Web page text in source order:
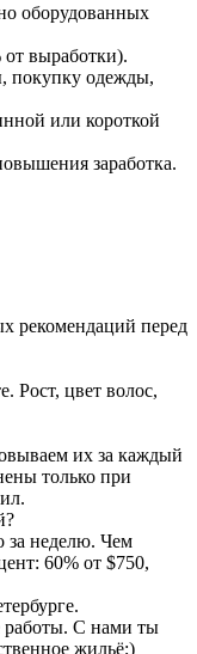
оборудованных
выработки).
покупку одежды,
или короткой
заработка.
рекомендаций перед
Рост, цвет волос,
их за каждый
только при
за неделю. Чем
60% от $750,
С нами ты
жильё;)